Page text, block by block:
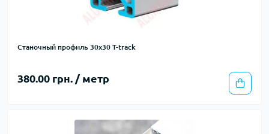
Станочный профиль 30х30 T-track
380.00 грн. / метр